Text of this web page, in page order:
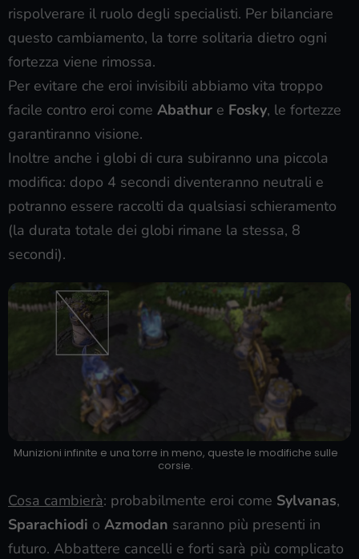
rispolverare il ruolo degli specialisti. Per bilanciare
questo cambiamento, la torre solitaria dietro ogni
fortezza viene rimossa.
Per evitare che eroi invisibili abbiamo vita troppo
facile contro eroi come Abathur e Fosky, le fortezze
garantiranno visione.
Inoltre anche i globi di cura subiranno una piccola
modifica: dopo 4 secondi diventeranno neutrali e
potranno essere raccolti da qualsiasi schieramento
(la durata totale dei globi rimane la stessa, 8
secondi).
Munizioni infinite e una torre in meno, queste le modifiche sulle
corsie.
Cosa cambierà: probabilmente eroi come Sylvanas,
Sparachiodi o Azmodan saranno più presenti in
futuro. Abbattere cancelli e forti sarà più complicato